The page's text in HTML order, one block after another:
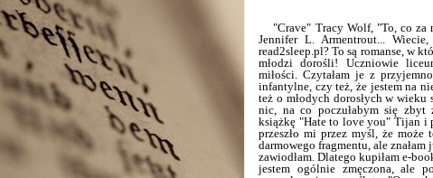
"Crave" Tracy Wolf, "To, co
Jennifer L. Armentrout...
read2sleep.pl?To są romanse, w
młodzi dorośli! Uczniowie
miłości. Czytałam je z
infantylne, czy też, że jestem na
też o młodych dorosłych w
nic, na co poczułabym się zbyt
książkę "Hate to love you" Tijan i
przeszło mi przez myśl, że
darmowego fragmentu, ale
zawiodłam. Dlatego kupiłam e-
jestem ogólnie zmęczona, ale